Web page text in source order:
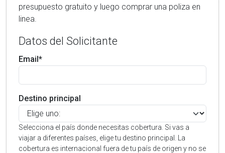
presupuesto gratuito y luego comprar una poliza en
linea.
Datos del Solicitante
Email*
Destino principal
Selecciona el país donde necesitas cobertura. Si vas a
viajar a diferentes países, elige tu destino principal. La
cobertura es internacional fuera de tu país de origen y no se